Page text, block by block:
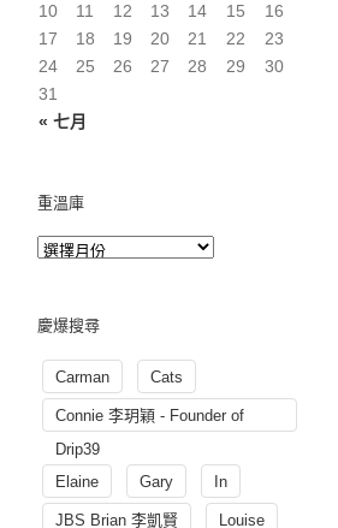
« 七月
10
11 12 13 14 15
16
17
18 19 20 21 22
23
24
25 26 27 28 29
30
31
重溫庫
慶爆搜尋
Carman Cats
Connie 李玥穎 - Founder of
Drip39
Elaine
Gary In
JBS Brian 李凱賢 Louise